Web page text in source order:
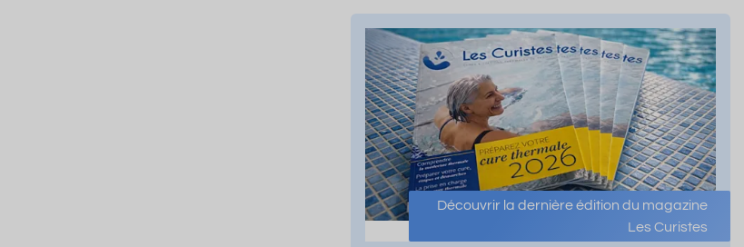
Découvrir la dernière édition du magazine
Les Curistes